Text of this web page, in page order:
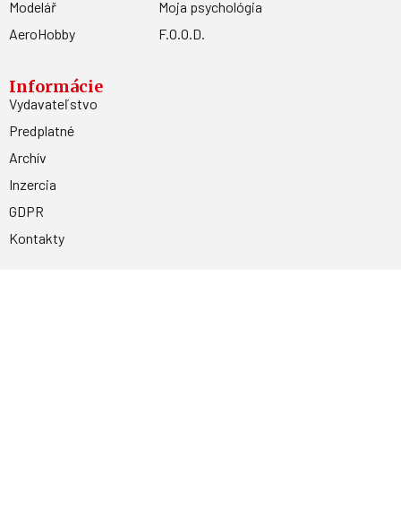
Modelář
AeroHobby
Moja psychológia
F.O.O.D.
Informácie
Vydavateľstvo
Predplatné
Archív
Inzercia
GDPR
Kontakty